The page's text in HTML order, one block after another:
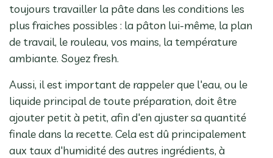
toujours travailler la pâte dans les conditions les
plus fraiches possibles : la pâton lui-même, la plan
de travail, le rouleau, vos mains, la température
ambiante. Soyez fresh.
Aussi, il est important de rappeler que l'eau, ou le
liquide principal de toute préparation, doit être
ajouter petit à petit, afin d'en ajuster sa quantité
finale dans la recette. Cela est dû principalement
aux taux d'humidité des autres ingrédients, à